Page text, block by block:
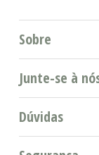
Sobre
Junte-se à
Dúvidas